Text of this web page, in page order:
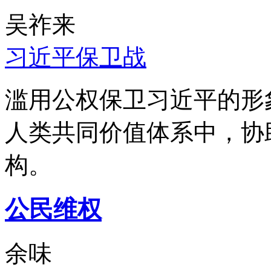
吴祚来
习近平保卫战
滥用公权保卫习近平的
人类共同价值体系中，
构。
公民维权
余味